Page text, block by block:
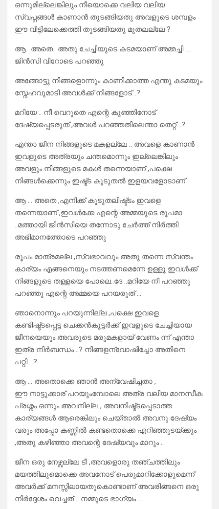
ഒന്നുമില്ലെങ്കിലും നീയൊക്കെ വലിയ വലിയ
സ്വപ്നങ്ങൾ കാണാൻ തുടങ്ങിയതു അവളുടെ ശമ്പളം
ഈ വീട്ടിലേക്കെത്തി തുടങ്ങിയതു മുതലല്ലേ ?
ആ.. അതെ.. അതു ചേച്ചിയുടെ കടമയാണ് അമ്മച്ചി ….
ജിൻസി വീറോടെ പറഞ്ഞു
അങ്ങോട്ടു നിങ്ങളൊന്നും കാണിക്കാത്ത എന്തു കടമയും
സ്നേഹവുമാടി അവൾക്ക് നിങ്ങളോട്…?
മറിയേ .. നീ വെറുതെ എന്റെ കുഞ്ഞിനോട്
ദേഷ്യപ്പെടരുത് ,അവൾ പറഞ്ഞതിലെന്താ തെറ്റ് ..?
എന്താ ജീന നിങ്ങളുടെ മകളല്ലേ .. അവളെ കാണാൻ
ഇവളുടെ അത്രയും ചന്തമൊന്നും ഇല്ലെങ്കിലും
അവളും നിങ്ങളുടെ മകൾ തന്നെയാണ് ,പക്ഷെ
നിങ്ങൾക്കെന്നും ഇഷ്ട്ട കൂടുതൽ ഇളയവളോടാണ്
ആ … അതെ ,എനിക്ക് കൂടുതലിഷ്ട്ടം ഇവളെ
തന്നെയാണ് ,ഇവൾക്കേ എന്റെ അമ്മയുടെ രൂപമാ
..മത്തായി ജിൻസിയെ തന്നോടു ചേർത്ത് നിർത്തി
അഭിമാനത്തോടെ പറഞ്ഞു
രൂപം മാത്രമല്ല ,സ്വഭാവവും അതു തന്നെ സ്വന്തം
കാര്യം എങ്ങനെയും നടത്തണമെന്നേ ഉള്ളൂ ഇവൾക്ക്
നിങ്ങളുടെ തള്ളയെ പോലെ..ദേ ..മറിയേ നീ പറഞ്ഞു
പറഞ്ഞു എന്റെ അമ്മയെ പറയരുത് …
ഞാനൊന്നും പറയുന്നില്ല ,പക്ഷെ ഇവളെ
കണ്ടിഷ്ട്ടപ്പെട്ട ചെക്കൻകൂട്ടർക്ക് ഇവളുടെ ചേച്ചിയായ
ജീനയെയും അവരുടെ മരുമകളായ് വേണം ന്ന് എന്താ
ഇത്ര നിർബന്ധം ..? നിങ്ങളന്വോഷിച്ചോ അതിനെ
പറ്റി….?
ആ … അതൊക്കെ ഞാൻ അന്വേഷിച്ചതാ ,
ഈ നാട്ടുക്കാര് പറയുംമ്പോലെ അത്ര വലിയ മാനസീക
പ്രശ്നം ഒന്നും അവനില്ല , അവനിഷ്ട്ടപ്പെടാത്ത
കാര്യങ്ങൾ ആരെങ്കിലും ചെയ്താൽ അവനു ദേഷ്യം
വരും അപ്പോ കണ്ണിൽ കണ്ടതൊക്കെ എറിഞ്ഞുടയ്ക്കും
,അതു കഴിഞ്ഞാ അവന്റെ ദേഷ്യവും മാറും ..
ജീന ഒരു നേഴ്സല്ലേ ടീ ,അവളൊരു തഞ്ചത്തിലും
മയത്തിലുമൊക്കെ അവനോട് പെരുമാറിക്കോളുമെന്ന്
അവർക്ക് മനസ്സിലായതുകൊണ്ടാണ് അവരിങ്ങനെ ഒരു
നിർദ്ദേശം വെച്ചത് .. നമ്മുടെ ഭാഗ്യം …